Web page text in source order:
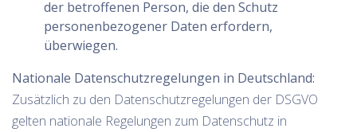
der betroffenen Person, die den Schutz
personenbezogener Daten erfordern,
überwiegen.
Nationale Datenschutzregelungen in Deutschland:
Zusätzlich zu den Datenschutzregelungen der DSGVO
gelten nationale Regelungen zum Datenschutz in